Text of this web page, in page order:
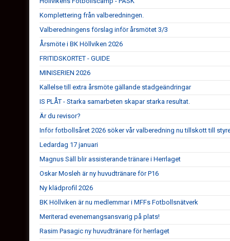
Komplettering från valberedningen.
Valberedningens förslag inför årsmötet 3/3
Årsmöte i BK Höllviken 2026
FRITIDSKORTET - GUIDE
MINISERIEN 2026
Kallelse till extra årsmöte gällande stadgeändringar
IS PLÅT - Starka samarbeten skapar starka resultat.
Är du revisor?
Inför fotbollsåret 2026 söker vår valberedning nu tillskott till
Ledardag 17 januari
Magnus Säll blir assisterande tränare i Herrlaget
Oskar Mosleh är ny huvudtränare för P16
Ny klädprofil 2026
BK Höllviken är nu medlemmar i MFFs Fotbollsnätverk
Meriterad evenemangsansvarig på plats!
Rasim Pasagic ny huvudtränare för herrlaget